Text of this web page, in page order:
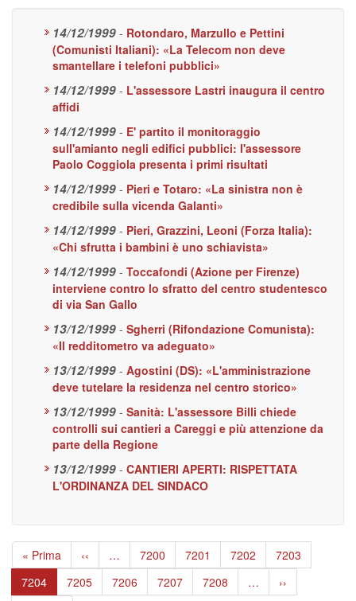
14/12/1999 - Rotondaro, Marzullo e Pettini
(Comunisti Italiani): «La Telecom non deve
smantellare i telefoni pubblici»
14/12/1999 - L'assessore Lastri inaugura il centro
affidi
14/12/1999 - E' partito il monitoraggio
sull'amianto negli edifici pubblici: l'assessore
Paolo Coggiola presenta i primi risultati
14/12/1999 - Pieri e Totaro: «La sinistra non è
credibile sulla vicenda Galanti»
14/12/1999 - Pieri, Grazzini, Leoni (Forza Italia):
«Chi sfrutta i bambini è uno schiavista»
14/12/1999 - Toccafondi (Azione per Firenze)
interviene contro lo sfratto del centro studentesco
di via San Gallo
13/12/1999 - Sgherri (Rifondazione Comunista):
«Il redditometro va adeguato»
13/12/1999 - Agostini (DS): «L'amministrazione
deve tutelare la residenza nel centro storico»
13/12/1999 - Sanità: L'assessore Billi chiede
controlli sui cantieri a Careggi e più attenzione da
parte della Regione
13/12/1999 - CANTIERI APERTI: RISPETTATA
L'ORDINANZA DEL SINDACO
Paginazione
Prima
pagina
« Prima
Pagina
precedente
‹‹ … Page
7200 Page
7201 Page
7202 Page
7203
Pagina
attuale
7204 Page
7205 Page
7206 Page
7207 Page
7208 …
Pagina
successiva
››